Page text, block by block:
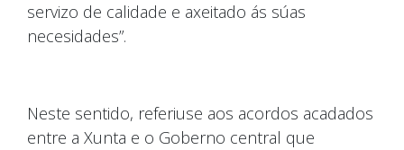
servizo de calidade e axeitado ás súas
necesidades”.
Neste sentido, referiuse aos acordos acadados
entre a Xunta e o Goberno central que